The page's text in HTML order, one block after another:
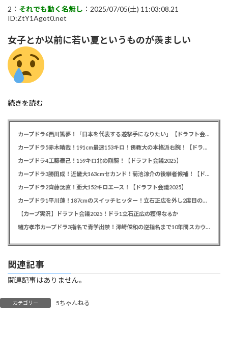
2： それでも動く名無し ：2025/07/05(土) 11:03:08.21
ID:ZtY1Agot0.net
女子とか以前に若い夏というものが羨ましい
続きを読む
カープドラ4工藤泰己！159キロ北の剛腕！【ドラフト会議2025】
カープドラ2齊藤汰直！亜大152キロエース！【ドラフト会議2025】
【カープ実況】ドラフト会議2025！ドラ1立石正広の獲得なるか
関連記事
関連記事はありません。
カテゴリー 5ちゃんねる